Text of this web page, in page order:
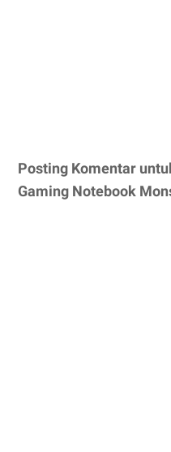
Posting Komentar
Gaming Notebook